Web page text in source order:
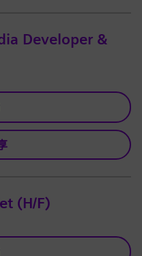
Developer &
(H/F)